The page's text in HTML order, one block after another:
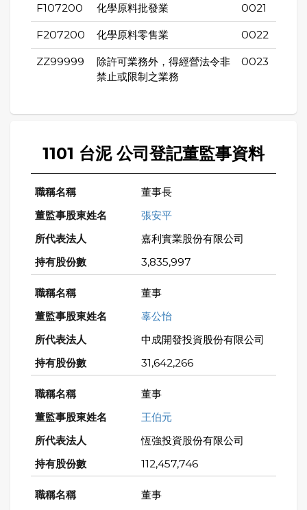
F107200 化學原料批發業 0021
F207200 化學原料零售業 0022
ZZ99999
除許可業務外，得經營法令非
禁止或限制之業務
0023
1101 台泥 公司登記董監事資料
董事長
張安平
嘉利實業股份有限公司
3,835,997
董事
辜公怡
中成開發投資股份有限公司
31,642,266
董事
王伯元
恆強投資股份有限公司
112,457,746
董事